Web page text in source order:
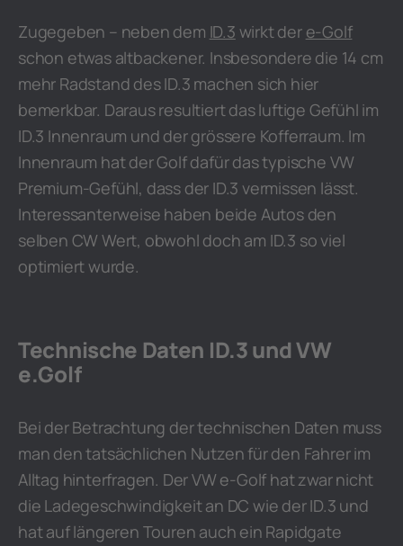
Zugegeben – neben dem ID.3 wirkt der e-Golf
schon etwas altbackener. Insbesondere die 14 cm
mehr Radstand des ID.3 machen sich hier
bemerkbar. Daraus resultiert das luftige Gefühl im
ID.3 Innenraum und der grössere Kofferraum. Im
Innenraum hat der Golf dafür das typische VW
Premium-Gefühl, dass der ID.3 vermissen lässt.
Interessanterweise haben beide Autos den
selben CW Wert, obwohl doch am ID.3 so viel
optimiert wurde.
Technische Daten ID.3 und VW
e.Golf
Bei der Betrachtung der technischen Daten muss
man den tatsächlichen Nutzen für den Fahrer im
Alltag hinterfragen. Der VW e-Golf hat zwar nicht
die Ladegeschwindigkeit an DC wie der ID.3 und
hat auf längeren Touren auch ein Rapidgate